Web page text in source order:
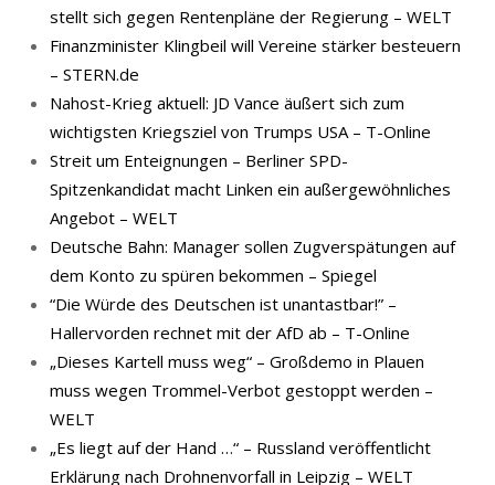
stellt sich gegen Rentenpläne der Regierung – WELT
Finanzminister Klingbeil will Vereine stärker besteuern
– STERN.de
Nahost-Krieg aktuell: JD Vance äußert sich zum
wichtigsten Kriegsziel von Trumps USA – T-Online
Streit um Enteignungen – Berliner SPD-
Spitzenkandidat macht Linken ein außergewöhnliches
Angebot – WELT
Deutsche Bahn: Manager sollen Zugverspätungen auf
dem Konto zu spüren bekommen – Spiegel
“Die Würde des Deutschen ist unantastbar!” –
Hallervorden rechnet mit der AfD ab – T-Online
„Dieses Kartell muss weg“ – Großdemo in Plauen
muss wegen Trommel-Verbot gestoppt werden –
WELT
„Es liegt auf der Hand …“ – Russland veröffentlicht
Erklärung nach Drohnenvorfall in Leipzig – WELT